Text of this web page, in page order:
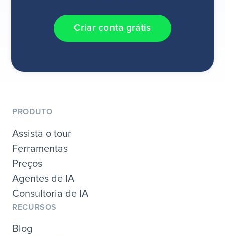
Criar conta grátis
PRODUTO
Assista o tour
Ferramentas
Preços
Agentes de IA
Consultoria de IA
RECURSOS
Blog